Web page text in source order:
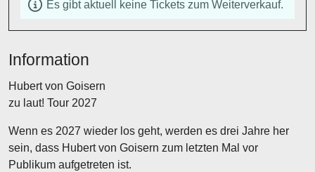
Es gibt aktuell keine Tickets zum Weiterverkauf.
Information
Hubert von Goisern
zu laut! Tour 2027
Wenn es 2027 wieder los geht, werden es drei Jahre her
sein, dass Hubert von Goisern zum letzten Mal vor
Publikum aufgetreten ist.